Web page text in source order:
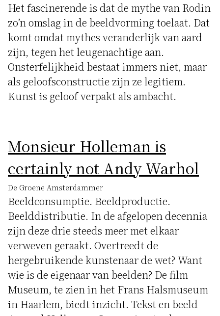
Het fascinerende is dat de mythe van Rodin
zo’n omslag in de beeldvorming toelaat. Dat
komt omdat mythes veranderlijk van aard
zijn, tegen het leugenachtige aan.
Onsterfelijkheid bestaat immers niet, maar
als geloofsconstructie zijn ze legitiem.
Kunst is geloof verpakt als ambacht.
Monsieur Holleman is
certainly not Andy Warhol
De Groene Amsterdammer
Beeldconsumptie. Beeldproductie.
Beelddistributie. In de afgelopen decennia
zijn deze drie steeds meer met elkaar
verweven geraakt. Overtreedt de
hergebruikende kunstenaar de wet? Want
wie is de eigenaar van beelden? De film
Museum, te zien in het Frans Halsmuseum
in Haarlem, biedt inzicht. Tekst en beeld